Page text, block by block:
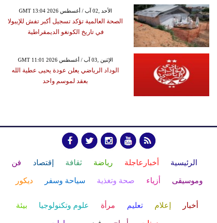
GMT 13:04 2026 الأحد ,02 آب / أغسطس
الصحة العالمية تؤكد تسجيل أكبر تفش للإيبولا
في تاريخ الكونغو الديمقراطية
GMT 11:01 2026 الإثنين ,03 آب / أغسطس
الوداد الرياضي يعلن عودة يحيى عطية الله
بعقد لموسم واحد
الرئيسية أخبارعاجلة رياضة ثقافة إقتصاد فن
وموسيقى أزياء صحة وتغذية سياحة وسفر ديكور
أخبار إعلام تعليم مرأة علوم وتكنولوجيا بيئة